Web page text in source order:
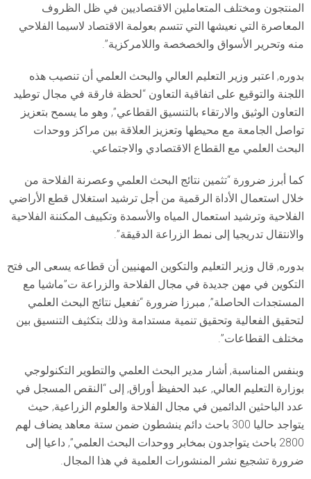
المنتجون ومختلف المتعاملين الاقتصاديين في ظل الظروف
المعاصرة التي نعيشها التي تتسم بعولمة الاقتصاد لاسيما الفلاحي
منه وتحرير الأسواق والخصخصة واللامركزية”.
بدوره, اعتبر وزير التعليم العالي والبحث العلمي أن تنصيب هذه
اللجنة والتوقيع على اتفاقية التعاون “لحظة فارقة في مجال توطيد
التعاون الوثيق والارتقاء بالتنسيق القطاعي”, وهو ما يسمح بتعزيز
تواصل الجامعة مع محيطها وتعزيز العلاقة بين مراكز ووحدات
البحث العلمي مع القطاع الاقتصادي والاجتماعي.
كما أبرز ضرورة “تثمين نتائج البحث العلمي وعصرنة الفلاحة من
خلال استعمال الأداة الرقمية من أجل ترشيد استغلال قطع الأراضي
الفلاحية وترشيد استعمال المياه والأسمدة وتكييف المكننة الفلاحية
والانتقال تدريجيا إلى نمط الزراعة الدقيقة”.
بدوره, قال وزير التعليم والتكوين المهنيين أن قطاعه يسعى الى فتح
التكوين في مهن جديدة في مجال الفلاحة والزراعة ت”ماشيا مع
المستجدات الحاصلة”, مبرزا ضرورة “تفعيل نتائج البحث العلمي
لتحقيق الفعالية وتحقيق تنمية مستدامة وذلك بتكثيف التنسيق بين
مختلف القطاعات”.
وبنفس المناسبة, أشار مدير البحث العلمي والتطوير التكنولوجي
بوزارة التعليم العالي, عبد الحفيظ أوراق, إلى “النقص المسجل في
عدد الباحثين الدائمين في مجال الفلاحة والعلوم الزراعية, حيث
يتواجد حاليا 300 باحث دائم ينشطون ضمن ستة معاهد يضاف لهم
2800 باحث يتواجدون بمخابر ووحدات البحث العلمي”, داعيا إلى
ضرورة تشجيع نشر المنشورات العلمية في هذا المجال.